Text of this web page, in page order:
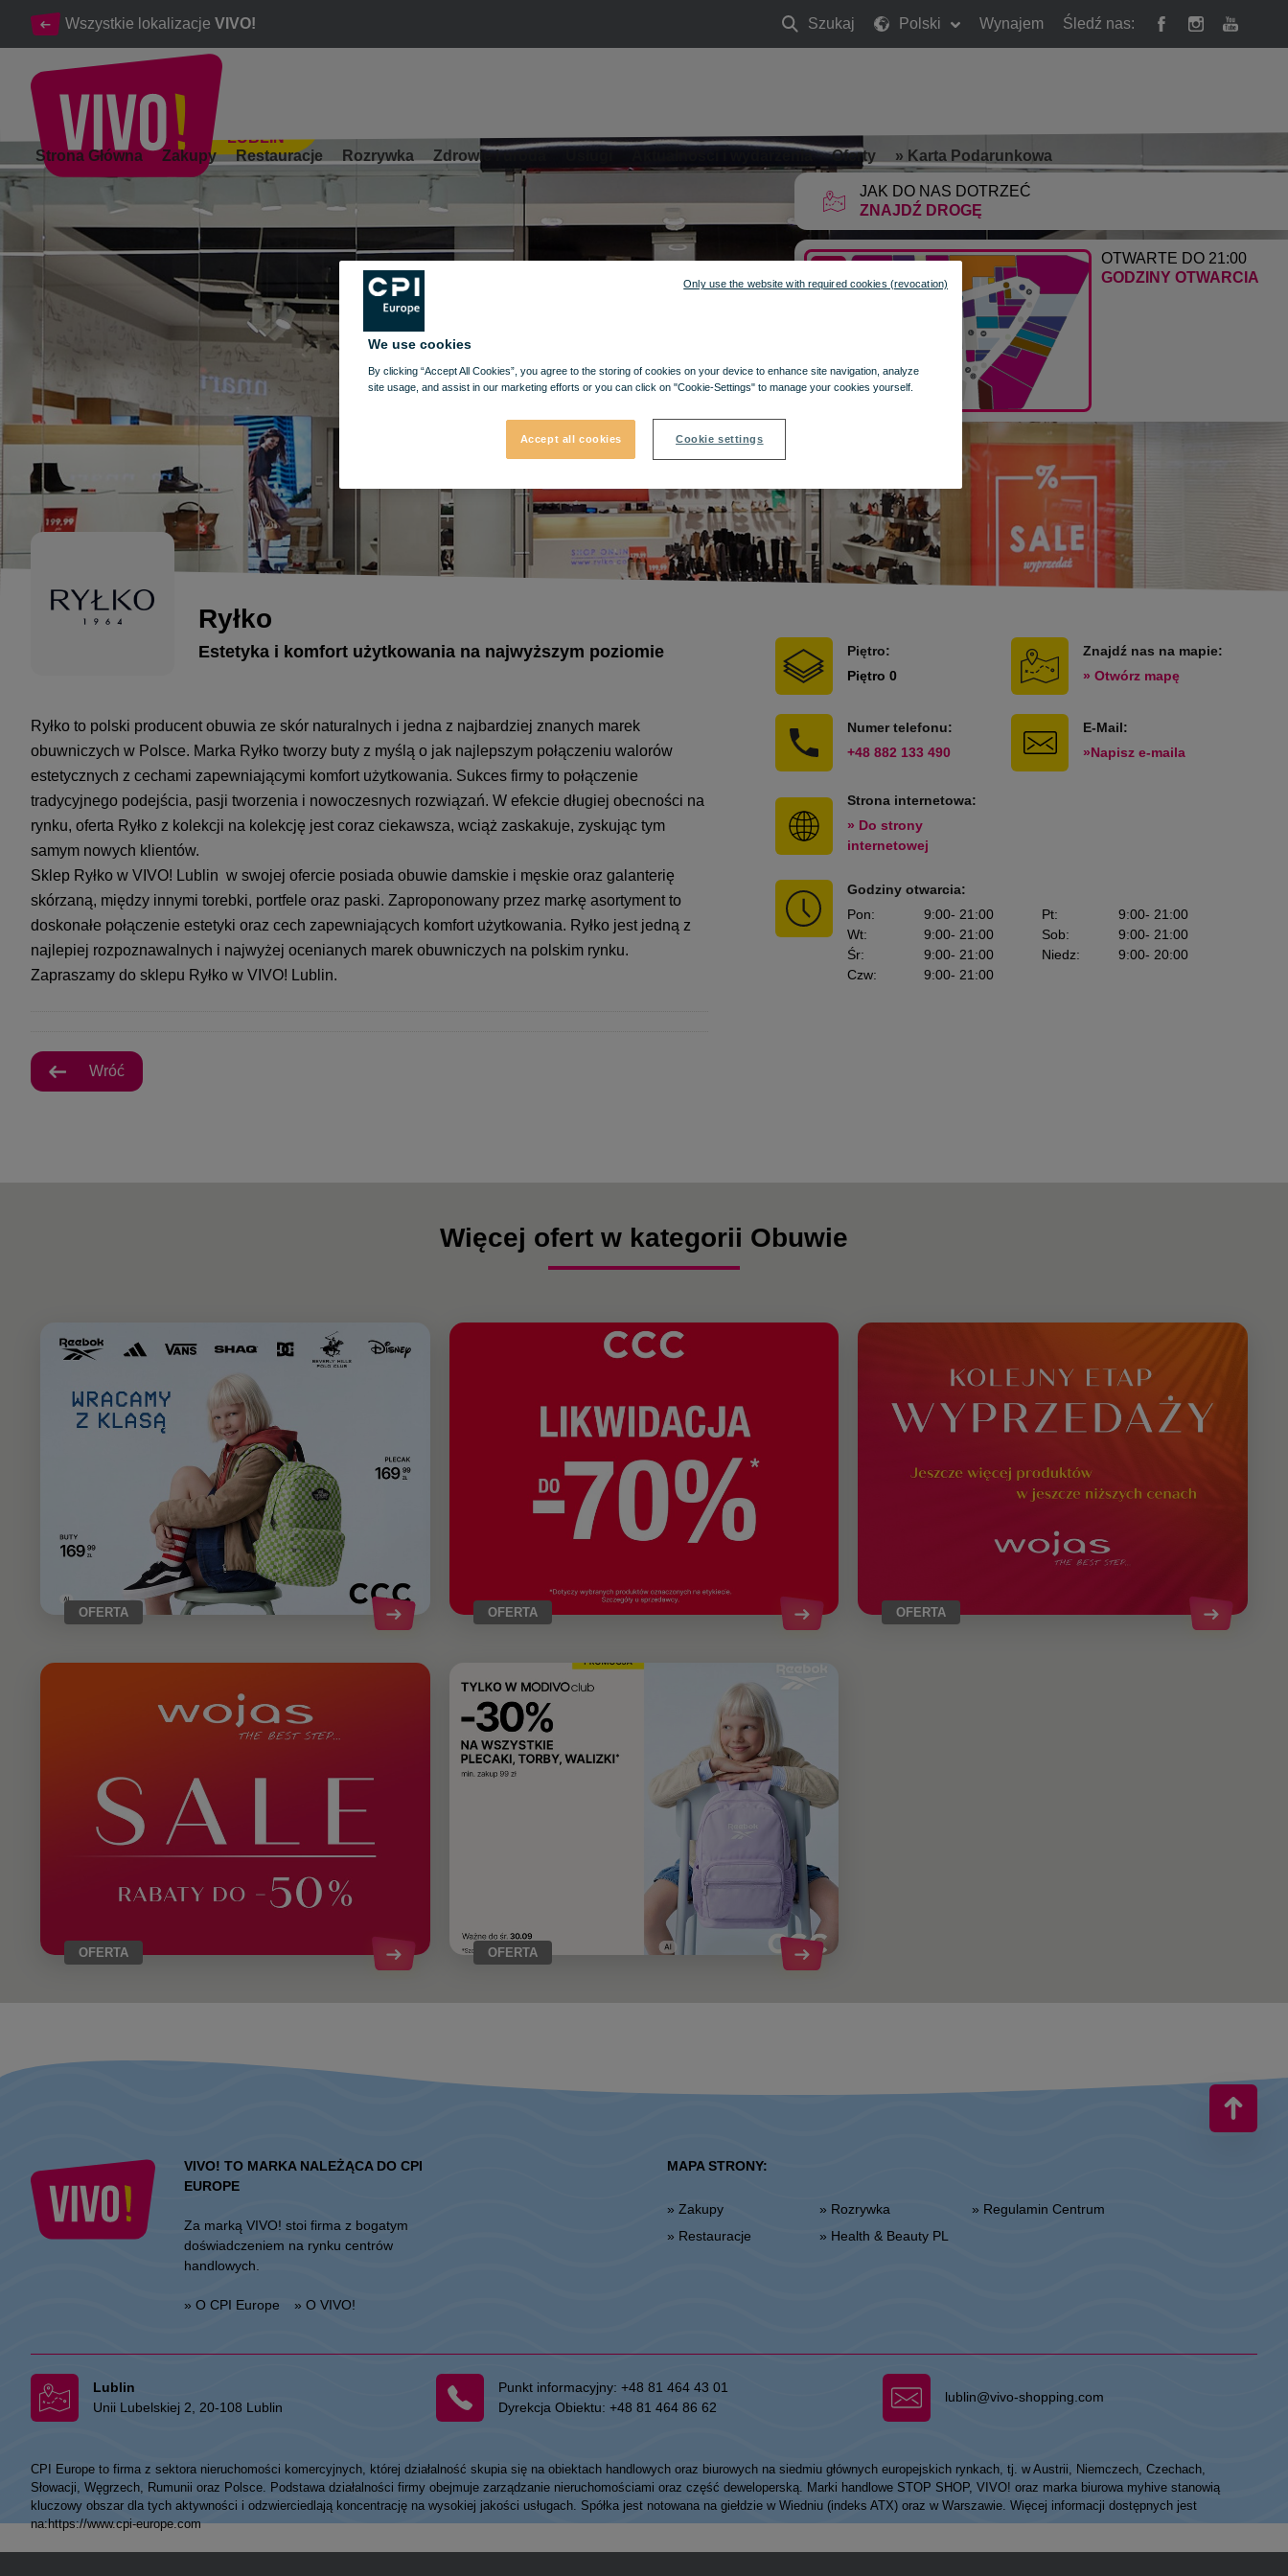
Wszystkie lokalizacje VIVO! Szukaj
Szukaj
Polski Wynajem Śledź nas:
JAK DO NAS DOTRZEĆ
ZNAJDŹ DROGĘ
OTWARTE DO 21:00
GODZINY OTWARCIA
LUBLIN
Strona Główna Zakupy Restauracje Rozrywka Zdrowie i uroda Aktualności i wydarzenia Oferty » Karta Podarunkowa
Skórzane obuwie męskie, damskie, galanteria skórzana
Ryłko
Estetyka i komfort użytkowania na najwyższym poziomie
Ryłko to polski producent obuwia ze skór naturalnych i jedna z najbardziej znanych marek
obuwniczych w Polsce. Marka Ryłko tworzy buty z myślą o jak najlepszym połączeniu walorów
estetycznych z cechami zapewniającymi komfort użytkowania. Sukces firmy to połączenie
tradycyjnego podejścia, pasji tworzenia i nowoczesnych rozwiązań. W efekcie długiej obecności na
rynku, oferta Ryłko z kolekcji na kolekcję jest coraz ciekawsza, wciąż zaskakuje, zyskując tym
samym nowych klientów.
Sklep Ryłko w VIVO! Lublin w swojej ofercie posiada obuwie damskie i męskie oraz galanterię
skórzaną, między innymi torebki, portfele oraz paski. Zaproponowany przez markę asortyment to
doskonałe połączenie estetyki oraz cech zapewniających komfort użytkowania. Ryłko jest jedną z
najlepiej rozpoznawalnych i najwyżej ocenianych marek obuwniczych na polskim rynku.
Zapraszamy do sklepu Ryłko w VIVO! Lublin.
Wróć
Piętro:
Piętro 0
Znajdź nas na mapie:
» Otwórz mapę
Numer telefonu:
+48 882 133 490
E-Mail:
»Napisz e-maila
Strona internetowa:
» Do strony
internetowej
Godziny otwarcia:
Pon: 9:00- 21:00
Wt: 9:00- 21:00
Śr: 9:00- 21:00
Czw: 9:00- 21:00
Pt: 9:00- 21:00
Sob: 9:00- 21:00
Niedz: 9:00- 20:00
Więcej ofert w kategorii Obuwie
OFERTA OFERTA OFERTA
OFERTA OFERTA
VIVO! TO MARKA NALEŻĄCA DO CPI
EUROPE
Za marką VIVO! stoi firma z bogatym
doświadczeniem na rynku centrów
handlowych.
» O CPI Europe » O VIVO!
MAPA STRONY:
» Zakupy
» Restauracje
» Rozrywka
» Health & Beauty PL
» Regulamin Centrum
Lublin
Unii Lubelskiej 2, 20-108 Lublin
Punkt informacyjny:+48 81 464 43 01
Dyrekcja Obiektu:+48 81 464 86 62
lublin@vivo-shopping.com
CPI Europe to firma z sektora nieruchomości komercyjnych, której działalność skupia się na obiektach handlowych oraz biurowych na siedmiu głównych europejskich rynkach, tj. w Austrii, Niemczech, Czechach,
Słowacji, Węgrzech, Rumunii oraz Polsce. Podstawa działalności firmy obejmuje zarządzanie nieruchomościami oraz część deweloperską. Marki handlowe STOP SHOP, VIVO! oraz marka biurowa myhive stanowią
kluczowy obszar dla tych aktywności i odzwierciedlają koncentrację na wysokiej jakości usługach. Spółka jest notowana na giełdzie w Wiedniu (indeks ATX) oraz w Warszawie. Więcej informacji dostępnych jest
na:https://www.cpi-europe.com
We use cookies
By clicking “Accept All Cookies”, you agree to the storing of cookies on your device to enhance site navigation, analyze
site usage, and assist in our marketing efforts or you can click on "Cookie-Settings" to manage your cookies yourself.
Accept all cookies Cookie settings
Only use the website with required cookies (revocation)